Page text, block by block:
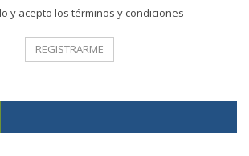
y acepto los términos y condiciones